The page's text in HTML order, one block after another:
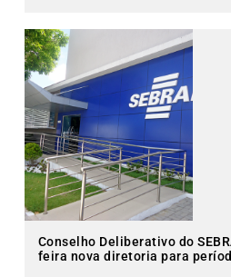
Conselho Deliberativo do
feira nova diretoria para